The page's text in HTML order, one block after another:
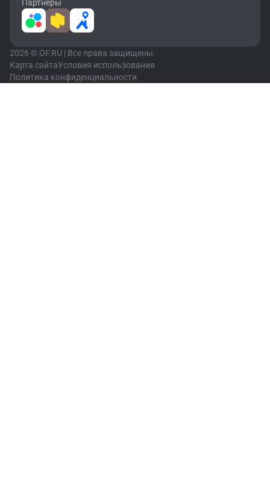
Партнеры
2026 © OF.RU | Все права защищены.
Карта сайтаУсловия использования
Политика конфиденциальности